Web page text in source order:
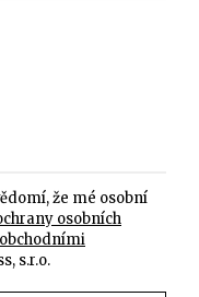
že mé osobní
osobních
s.r.o.